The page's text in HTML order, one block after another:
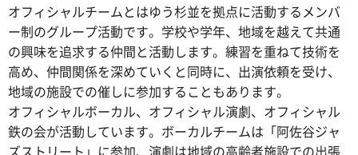
オフィシャルチームとはゆう杉並を拠点に活動するメンバ
ー制のグループ活動です。学校や学年、地域を越えて共通
の興味を追求する仲間と活動します。練習を重ねて技術を
高め、仲間関係を深めていくと同時に、出演依頼を受け、
地域の施設での催しに参加することもあります。
オフィシャルボーカル、オフィシャル演劇、オフィシャル
鉄の会が活動しています。ボーカルチームは「阿佐谷ジャ
ズストリート」に参加、演劇は地域の高齢者施設での出張